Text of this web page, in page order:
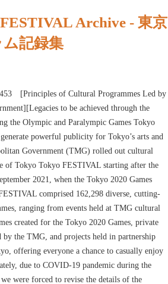
Archive - 東京
記録集
[Principles of Cultural Programmes Led by
to be achieved through the
the Olympic and Paralympic Games Tokyo
powerful publicity for Tokyo’s arts and
Government (TMG) rolled out cultural
of Tokyo Tokyo FESTIVAL starting after the
2021, when the Tokyo 2020 Games
comprised 162,298 diverse, cutting-
ranging from events held at TMG cultural
created for the Tokyo 2020 Games, private
by the TMG, and projects held in partnership
offering everyone a chance to casually enjoy
due to COVID-19 pandemic during the
were forced to revise the details of the